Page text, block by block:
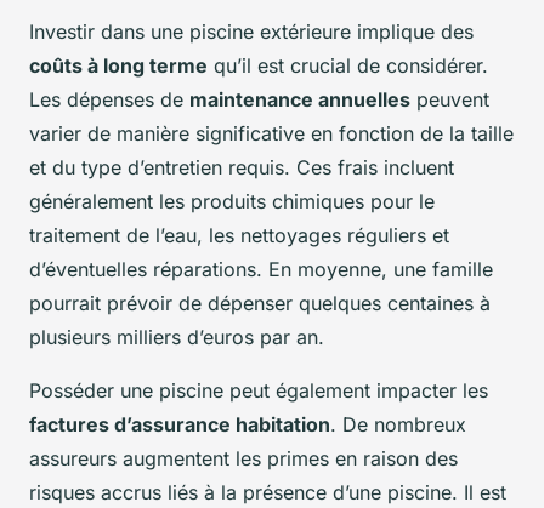
Investir dans une piscine extérieure implique des
coûts à long terme qu’il est crucial de considérer.
Les dépenses de maintenance annuelles peuvent
varier de manière significative en fonction de la taille
et du type d’entretien requis. Ces frais incluent
généralement les produits chimiques pour le
traitement de l’eau, les nettoyages réguliers et
d’éventuelles réparations. En moyenne, une famille
pourrait prévoir de dépenser quelques centaines à
plusieurs milliers d’euros par an.
Posséder une piscine peut également impacter les
factures d’assurance habitation. De nombreux
assureurs augmentent les primes en raison des
risques accrus liés à la présence d’une piscine. Il est